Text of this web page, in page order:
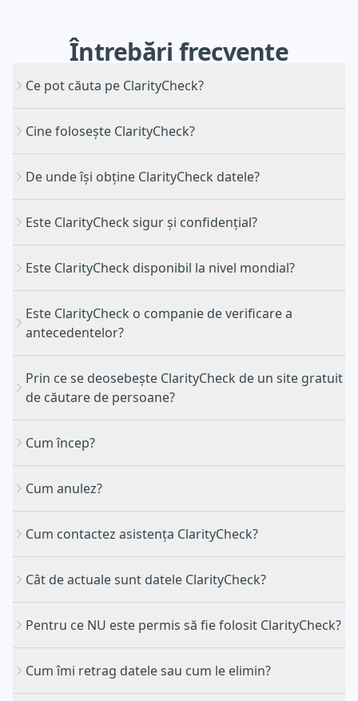
Întrebări frecvente
Ce pot căuta pe ClarityCheck?
Cine folosește ClarityCheck?
De unde își obține ClarityCheck datele?
Este ClarityCheck sigur și confidențial?
Este ClarityCheck disponibil la nivel mondial?
Este ClarityCheck o companie de verificare a
antecedentelor?
Prin ce se deosebește ClarityCheck de un site gratuit
de căutare de persoane?
Cum încep?
Cum anulez?
Cum contactez asistența ClarityCheck?
Cât de actuale sunt datele ClarityCheck?
Pentru ce NU este permis să fie folosit ClarityCheck?
Cum îmi retrag datele sau cum le elimin?